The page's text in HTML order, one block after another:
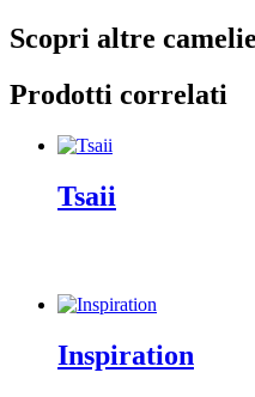
Scopri altre camelie
Prodotti correlati
Tsaii
Inspiration